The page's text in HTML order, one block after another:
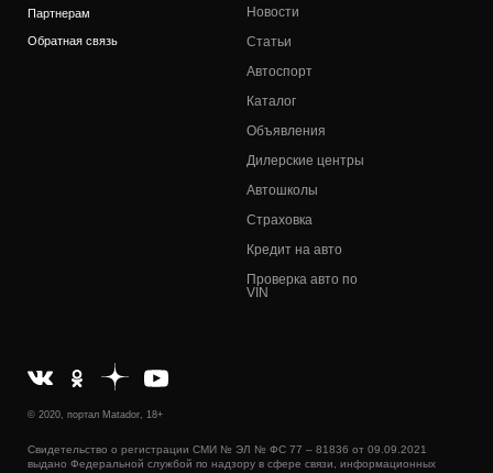
Партнерам
Обратная связь
Новости
Статьи
Автоспорт
Каталог
Объявления
Дилерские центры
Автошколы
Страховка
Кредит на авто
Проверка авто по
VIN
© 2020, портал Matador, 18+
Свидетельство о регистрации СМИ № ЭЛ № ФС 77 – 81836 от 09.09.2021
выдано Федеральной службой по надзору в сфере связи, информационных